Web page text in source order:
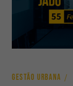
GESTÃO URBANA